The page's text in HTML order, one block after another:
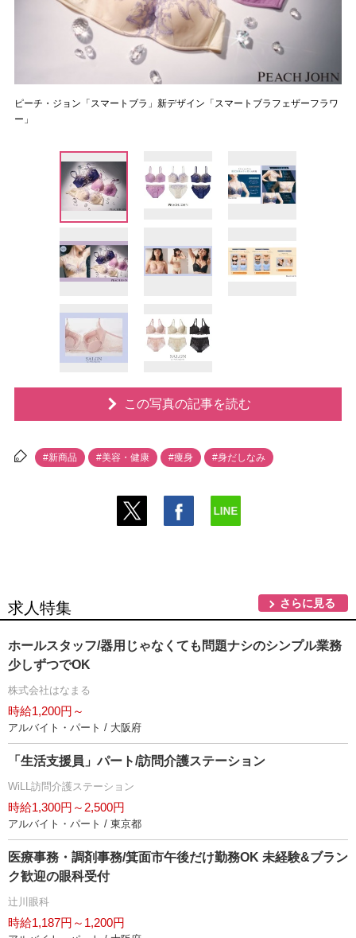
ピーチ・ジョン「スマートブラ」新デザイン「スマートブラフェザーフラワ
ー」
この写真の記事を読む
#新商品 #美容・健康 #痩身 #身だしなみ
求人特集 さらに見る
ホールスタッフ/器用じゃなくても問題ナシのシンプル業務
少しずつでOK
株式会社はなまる
時給1,200円～
アルバイト・パート / 大阪府
「生活支援員」パート/訪問介護ステーション
WiLL訪問介護ステーション
時給1,300円～2,500円
アルバイト・パート / 東京都
医療事務・調剤事務/箕面市午後だけ勤務OK 未経験&ブラン
ク歓迎の眼科受付
辻川眼科
時給1,187円～1,200円